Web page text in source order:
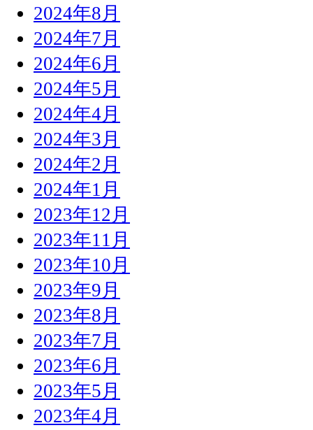
2024年8月
2024年7月
2024年6月
2024年5月
2024年4月
2024年3月
2024年2月
2024年1月
2023年12月
2023年11月
2023年10月
2023年9月
2023年8月
2023年7月
2023年6月
2023年5月
2023年4月